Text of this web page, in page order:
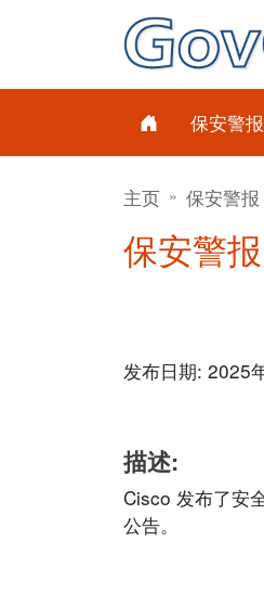
保安警报
主页 保安警报
保安警
发布日期: 2025
描述:
Cisco 发布了安
公告。